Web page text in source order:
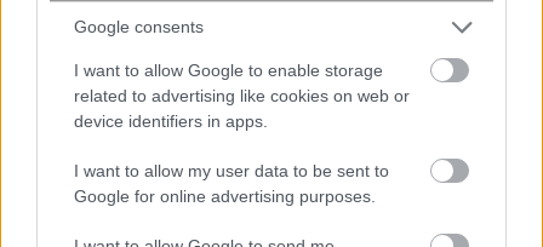
Google consents
I want to allow Google to enable storage
related to advertising like cookies on web or
device identifiers in apps.
I want to allow my user data to be sent to
Google for online advertising purposes.
32 λεπτά πριν
Προκήρυξη 6Κ/2026 του ΑΣΕΠ για 315
προσλήψεις στο Δημόσιο: Πόσες
αιτήσεις έχουν υποβληθεί
1 ώρα πριν